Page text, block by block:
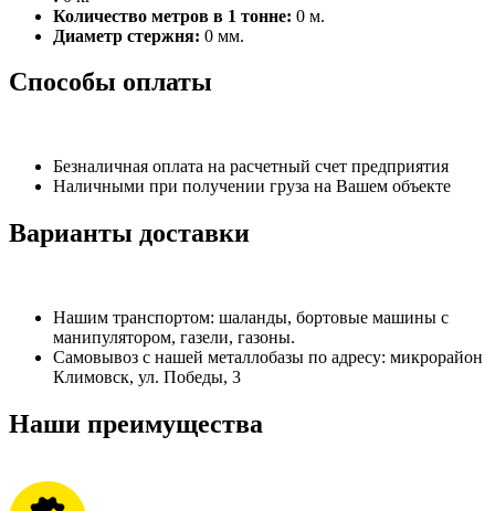
Количество метров в 1 тонне: 0 м.
Диаметр стержня: 0 мм.
Способы оплаты
Безналичная оплата на расчетный счет предприятия
Наличными при получении груза на Вашем объекте
Варианты доставки
Нашим транспортом: шаланды, бортовые машины с
манипулятором, газели, газоны.
Самовывоз с нашей металлобазы по адресу: микрорайон
Климовск, ул. Победы, 3
Наши преимущества